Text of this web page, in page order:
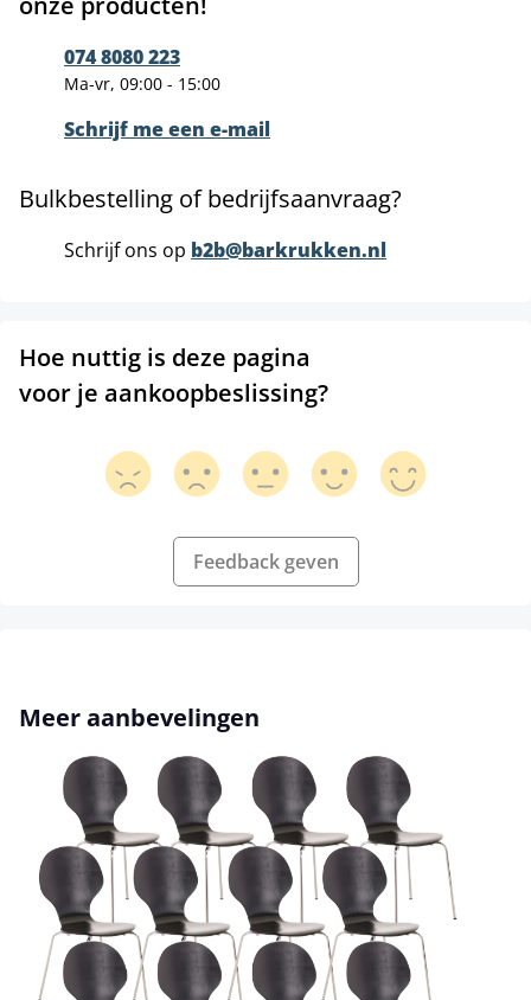
074 8080 223
Ma-vr, 09:00 - 15:00
Schrijf me een e-mail
Bulkbestelling of bedrijfsaanvraag?
Schrijf ons op b2b@barkrukken.nl
Hoe nuttig is deze pagina
voor je aankoopbeslissing?
Feedback geven
Productgalerij overslaan
Meer aanbevelingen